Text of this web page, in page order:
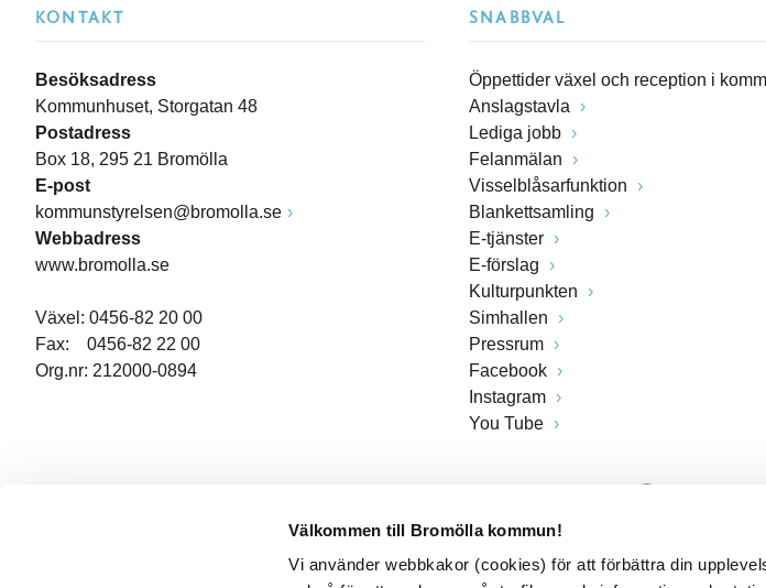
Välkommen till Bromölla kommun!
Vi använder webbkakor (cookies) för att förbättra din
KONTAKT
Besöksadress
Kommunhuset, Storgatan 48
Postadress
Box 18, 295 21 Bromölla
E-post
kommunstyrelsen@bromolla.se
Webbadress
www.bromolla.se
Växel: 0456-82 20 00
Fax: 0456-82 22 00
Org.nr: 212000-0894
SNABBVAL
Öppettider växel och reception i
Anslagstavla
Lediga jobb
Felanmälan
Visselblåsarfunktion
Blankettsamling
E-tjänster
E-förslag
Kulturpunkten
Simhallen
Pressrum
Facebook
Instagram
You Tube